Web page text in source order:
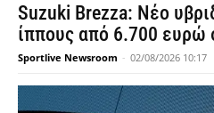
Suzuki Brezza: Νέο
ίππους από 6.700 ευρώ
Sportlive Newsroom - 02/08/2026 10:17